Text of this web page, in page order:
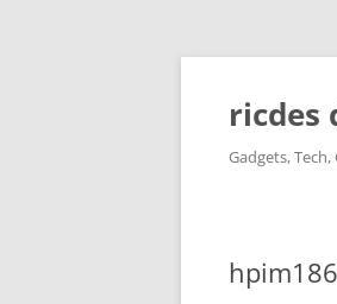
ricdes
Gadgets,